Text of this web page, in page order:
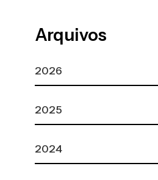
Arquivos
2026
2025
2024